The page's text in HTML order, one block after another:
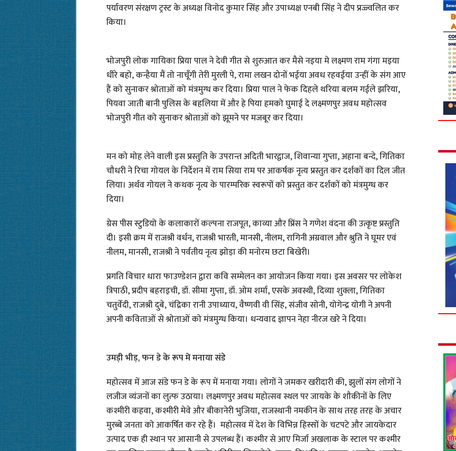
पर्यावरण संरक्षण ट्रस्ट के अध्यक्ष विनोद कुमार सिंह और उपाध्यक्ष एनबी सिंह ने दीप प्रज्ज्वलित कर
किया।
भोजपुरी लोक गायिका प्रिया पाल ने देवी गीत से शुरुआत कर मैसे नइया मे लक्ष्मण राम गंगा मइया
धीरे बहो, कन्हैया मैं तो नाचूँगी तेरी मुरली पे, रामा लखन दोनों भईया अवध रहवईया उन्हीं के संग आए
हैं को सुनाकर श्रोताओं को मंत्रमुग्ध कर दिया। प्रिया पाल ने फेक दिहले थरिया बलम गईले झरिया,
पियवा जाती बानी पुलिस के बहलिया में और हे पिया हमको घुमाई दे लक्ष्मणपुर अवध महोत्सव
भोजपुरी गीत को सुनाकर श्रोताओं को झूमने पर मजबूर कर दिया।
मन को मोह लेने वाली इस प्रस्तुति के उपरान्त अदिती भारद्वाज, शिवान्या गुप्ता, अहाना बन्दे, गितिका
चौधरी ने रिचा गोयल के निर्देशन में राम सिया राम पर आकर्षक नृत्य प्रस्तुत कर दर्शकों का दिल जीत
लिया। अर्थव गोयल ने कथक नृत्य के पारम्परिक स्वरूपों को प्रस्तुत कर दर्शकों को मंत्रमुग्ध कर
दिया।
ग्रेस पीस स्टुडियो के कलाकारों कल्पना राजपूत, काव्या और प्रिंस ने गणेश वंदना की उत्कृष्ट प्रस्तुति
दी। इसी क्रम में राजश्री वर्धन, राजश्री भारती, मानसी, नीलम, रागिनी अग्रवाल और श्रुति ने घूमर एवं
नीलम, मानसी, राजश्री ने पर्वतीय नृत्य झोड़ा की मनोरम छटा बिखेरी।
प्रगति विचार धारा फाउण्डेशन द्वारा कवि सम्मेलन का आयोजन किया गया। इस अवसर पर लोकेश
त्रिपाठी, प्रदीप बहराइची, डॉ. सीमा गुप्ता, डॉ. ओम शर्मा, एसके अवस्थी, दिव्या शुक्ला, गितिका
चतुर्वेदी, राजश्री दुबे, चंद्रिका रानी उपाध्याय, वैष्णवी वी सिंह, संजीव सोनी, योगेन्द्र योगी ने अपनी
अपनी कविताओं से श्रोताओं को मंत्रमुग्ध किया। धन्यवाद ज्ञापन नेहा नीरज खरे ने दिया।
उमड़ी भीड़, फन डे के रूप में मनाया संडे
महोत्सव में आज संडे फन डे के रूप में मनाया गया। लोगों ने जमकर खरीदारी की, झुलों संग लोगों ने
लजीज व्यंजनों का लुत्फ उठाया। लक्ष्मणपुर अवध महोत्सव स्थल पर जायके के शौकीनों के लिए
कश्मीरी कहवा, कश्मीरी मेवे और बीकानेरी भुजिया, राजस्थानी नमकीन के साथ तरह तरह के अचार
मुरब्बे जनता को आकर्षित कर रहे हैं। महोत्सव में देश के विभिन्न हिस्सों के चटपटे और जायकेदार
उत्पाद एक ही स्थान पर आसानी से उपलब्ध हैं। कश्मीर से आए मिर्जा अखलाक के स्टाल पर कश्मीर